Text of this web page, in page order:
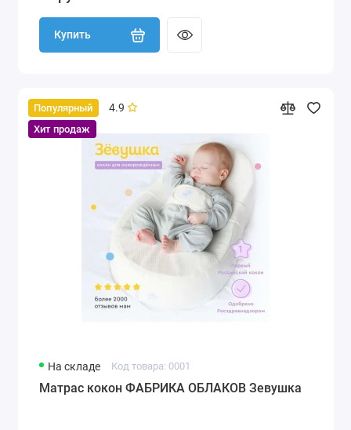
Купить
Популярный
Хит продаж
4.9
На складе Код товара: 0001
Матрас кокон ФАБРИКА ОБЛАКОВ Зевушка